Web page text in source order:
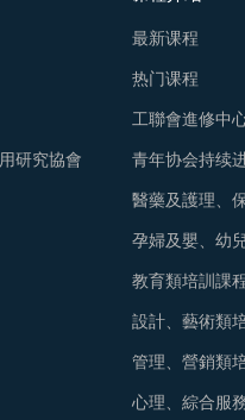
研究協會
最新课程
热门课程
工聯會進修中
青年协会持续
醫藥及護理、
孕婦及嬰、幼
教育類培訓課
設計、藝術類
管理、營銷類
心理、綜合服